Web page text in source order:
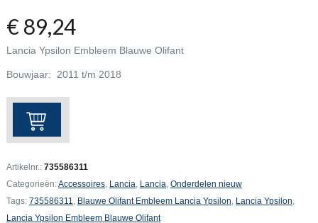
€89,24
Lancia Ypsilon Embleem Blauwe Olifant
Bouwjaar: 2011 t/m 2018
Lancia
Ypsilon
Embleem
Blauwe
Olifant
aantal
Artikelnr.: 735586311
Categorieën:Accessoires, Lancia Lancia Onderdelen nieuw
Tags: 735586311 Blauwe Olifant Embleem Lancia Ypsilon Lancia Ypsilon
Lancia Ypsilon Embleem Blauwe Olifant